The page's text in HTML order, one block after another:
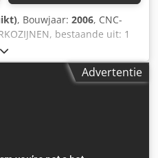
, Bouwjaar: 2006, CNC-
bestaande uit: 1
GEMOTORISEERD,
horizontale dwarsbanden
variabele snelheid. 1Advertentie